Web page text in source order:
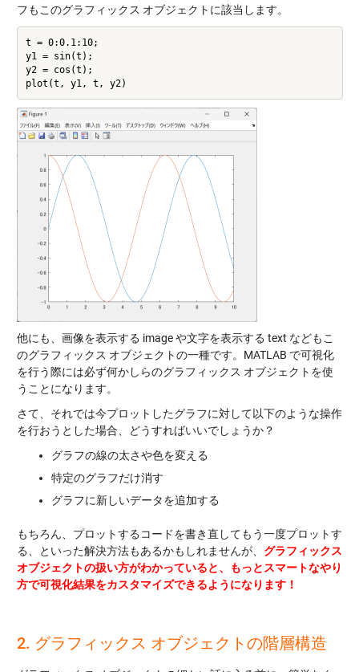
フもこのグラフィックス オブジェクトに該当します。
t = 0:0.1:10;
y1 = sin(t);
y2 = cos(t);
他にも、画像を表示する image や文字を表示する text などもこ
のグラフィックス オブジェクトの一種です。MATLAB で可視化
を行う際には必ず何かしらのグラフィックス オブジェクトを使
うことになります。
さて、それでは今プロットしたグラフに対して以下のような操作
を行おうとした場合、どうすればいいでしょうか？
グラフの線の太さや色を変える
特定のグラフだけ消す
グラフに新しいデータを追加する
もちろん、プロットするコードを書き直してもう一度プロットす
る、といった解決方法もあるかもしれませんが、 グラフィックス
オブジェクトの扱い方がわかっていると、もっとスマートなやり
方で可視化結果をカスタマイズできるようになります！
2. グラフィックス オブジェクトの階層構造